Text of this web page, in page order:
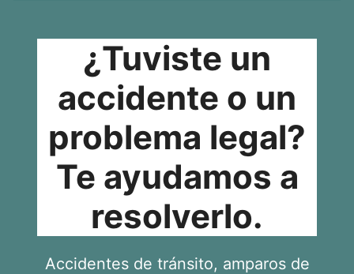
¿Tuviste un
accidente o un
problema legal?
Te ayudamos a
resolverlo.
Accidentes de tránsito, amparos de